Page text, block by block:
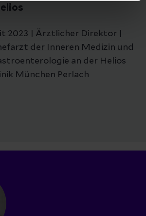
2023 | Ärztlicher Direktor |
der Inneren Medizin und
an der Helios
München Perlach